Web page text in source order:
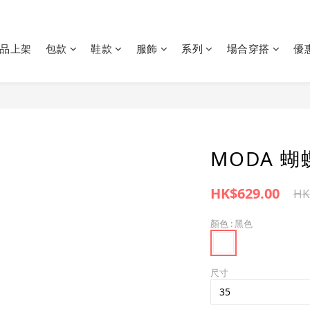
上架 包款 鞋款 服飾 系列 場合穿搭 優
MODA 蝴
HK$629.00
顏色 : 黑色
尺寸